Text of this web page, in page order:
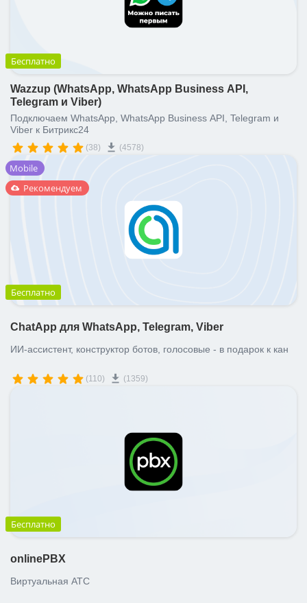
Бесплатно
Wazzup (WhatsApp, WhatsApp Business API,
Telegram и Viber)
Подключаем WhatsApp, WhatsApp Business API, Telegram и
Viber к Битрикс24
(38) (4578)
Mobile
Рекомендуем
Бесплатно
ChatApp для WhatsApp, Telegram, Viber
ИИ-ассистент, конструктор ботов, голосовые - в подарок к кан
(110) (1359)
Бесплатно
onlinePBX
Виртуальная АТС